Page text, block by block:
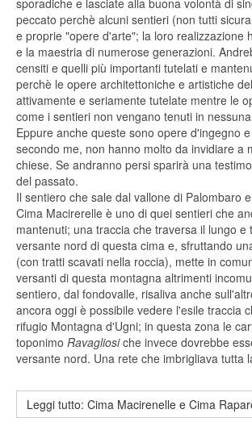
sporadiche e lasciate alla buona volontà di
peccato perchè alcuni sentieri (non tutti
e proprie "opere d'arte"; la loro realizzazione
e la maestria di numerose generazioni.
censiti e quelli più importanti tutelati e
perchè le opere architettoniche e artistiche
attivamente e seriamente tutelate mentre le
come i sentieri non vengano tenuti in
Eppure anche queste sono opere d'ingegno
secondo me, non hanno molto da invidiare a
chiese. Se andranno persi sparirà una
del passato.
Il sentiero che sale dal vallone di Palombaro
Cima Macirerelle è uno di quei sentieri che
mantenuti; una traccia che traversa il lungo e
versante nord di questa cima e, sfruttando
(con tratti scavati nella roccia), mette in
versanti di questa montagna altrimenti
sentiero, dal fondovalle, risaliva anche
ancora oggi è possibile vedere l'esile traccia
rifugio Montagna d'Ugni; in questa zona le
toponimo Ravagliosiche invece dovrebbe
versante nord. Una rete che imbrigliava tutta
Leggi tutto: Cima Macirenelle e Cima